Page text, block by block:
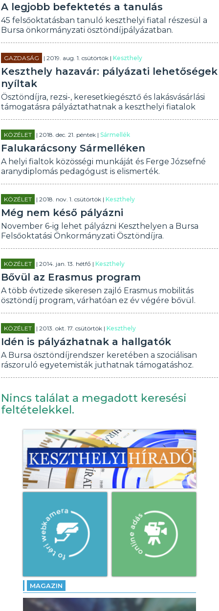
A legjobb befektetés a tanulás
45 felsőoktatásban tanuló keszthelyi fiatal részesül a
Bursa önkormányzati ösztöndíjpályázatban.
GAZDASÁG | 2019. aug. 1. csütörtök |Keszthely
Keszthely hazavár: pályázati lehetőségek
nyíltak
Ösztöndíjra, rezsi-, keresetkiegésztő és lakásvásárlási
támogatásra pályáztathatnak a keszthelyi fiatalok
KÖZÉLET | 2018. dec. 21. péntek |Sármellék
Falukarácsony Sármelléken
A helyi fialtok közösségi munkáját és Ferge Józsefné
aranydiplomás pedagógust is elismerték.
KÖZÉLET | 2018. nov. 1. csütörtök |Keszthely
Még nem késő pályázni
November 6-ig lehet pályázni Keszthelyen a Bursa
Felsőoktatási Önkormányzati Ösztöndíjra.
KÖZÉLET | 2014. jan. 13. hétfő |Keszthely
Bővül az Erasmus program
A több évtizede sikeresen zajló Erasmus mobilitás
ösztöndíj program, várhatóan ez év végére bővül.
KÖZÉLET | 2013. okt. 17. csütörtök |Keszthely
Idén is pályázhatnak a hallgatók
A Bursa ösztöndíjrendszer keretében a szociálisan
rászoruló egyetemisták juthatnak támogatáshoz.
Nincs találat a megadott keresési
feltételekkel.
MAGAZIN